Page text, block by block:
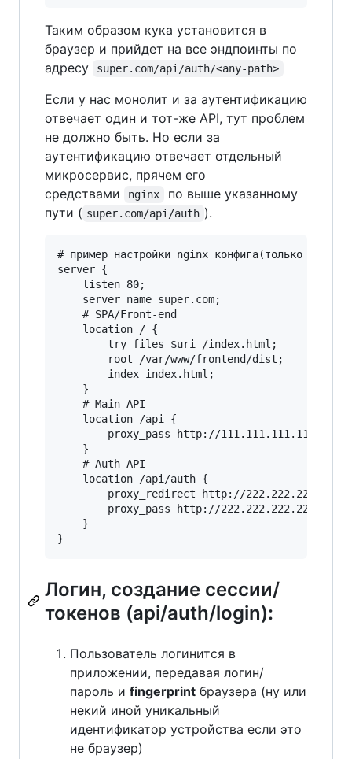
Таким образом кука установится в
браузер и прийдет на все эндпоинты по
адресу
super.com/api/auth/<any-path>
Если у нас монолит и за аутентификацию
отвечает один и тот-же API, тут проблем
не должно быть. Но если за
аутентификацию отвечает отдельный
микросервис, прячем его
средствами
nginx
по выше указанному
пути ( super.com/api/auth ).
# пример настройки nginx конфига(только
server {
    listen 80;
    server_name super.com;
    # SPA/Front-end
    location / {
        try_files $uri /index.html;
        root /var/www/frontend/dist;
        index index.html;
    }
    # Main API
    location /api {
        proxy_pass http://111.111.111.111:7000;
    }
    # Auth API
    location /api/auth {
proxy_redirect http://
        proxy_pass http://222.222.222.222:7000;
    }
Логин, создание сессии/
токенов (api/auth/login):
Пользователь логинится в
приложении, передавая логин/
пароль и fingerprint браузера (ну или
некий иной уникальный
идентификатор устройства если это
не браузер)